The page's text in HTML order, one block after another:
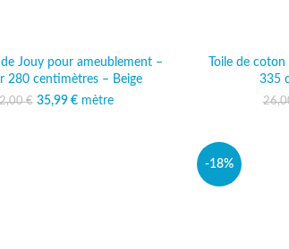
de Jouy pour ameublement –
280 centimètres – Beige
€
Le prix initial était :
35,99 € Le prix actuel est :
mètre
Toile de
335
-18%